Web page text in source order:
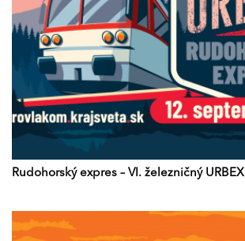
Rudohorský expres – VI. železničný URBEX